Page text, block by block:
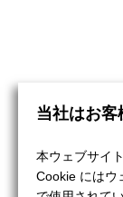
当社はお
本ウェブサイ
Cookie にはウ